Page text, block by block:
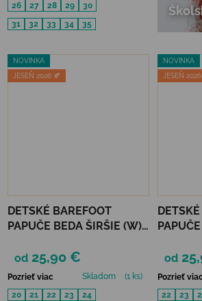
26
27 28 29
30
31
32 33 34 35
NOVINKA
JESEŇ 2026 🍂
DETSKÉ BAREFOOT
PAPUČE BEDA ŠIRŠIE (W)
UNICORN
od 25,90 €
Pozrieť viac Skladom
(1 ks)
20
21 22 23
24
NOVINKA
JESEŇ
od
Pozrieť
22
23